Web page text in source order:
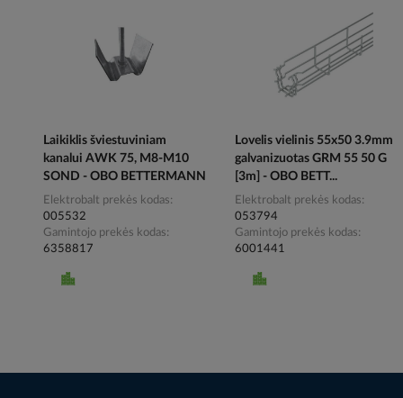
Laikiklis šviestuviniam
kanalui AWK 75, M8-M10
SOND - OBO BETTERMANN
Elektrobalt prekės kodas
005532
Gamintojo prekės kodas
6358817
Lovelis vielinis 55x50 3.9mm
galvanizuotas GRM 55 50 G
[3m] - OBO BETT...
Elektrobalt prekės kodas
053794
Gamintojo prekės kodas
6001441